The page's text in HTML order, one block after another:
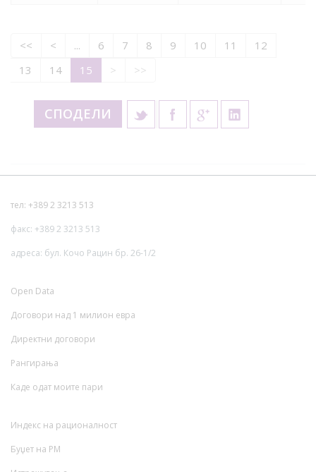
<< < ... 6 7 8 9 10 11
12
13
14 15 > >>
СПОДЕЛИ
тел: +389 2 3213 513
факс: +389 2 3213 513
адреса: бул. Кочо Рацин бр. 26-1/2
Open Data
Договори над 1 милион евра
Директни договори
Рангирања
Каде одат моите пари
Индекс на рационалност
Буџет на РМ